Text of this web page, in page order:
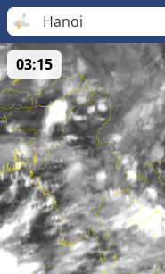
Hanoi
03:15